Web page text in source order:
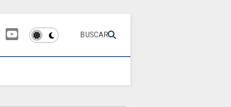
BUSCAR